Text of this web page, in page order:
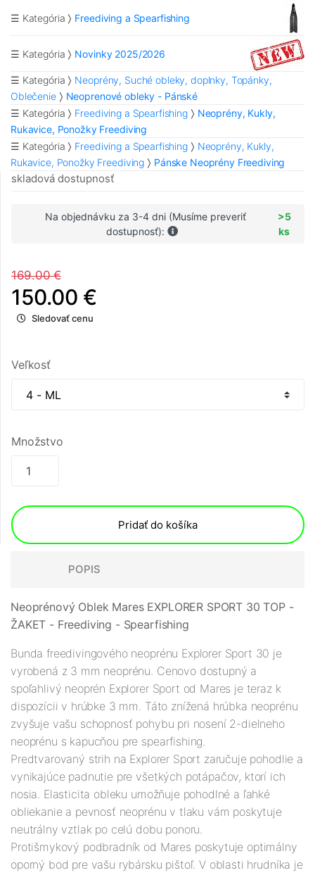
☰ Kategória Freediving a Spearfishing
☰ Kategória Novinky 2025/2026
☰ Kategória
Neoprény, Suché obleky, doplnky, Topánky,
Oblečenie
Neoprenové obleky - Pánské
☰ Kategória
Freediving a Spearfishing
Neoprény, Kukly,
Rukavice, Ponožky Freediving
☰ Kategória
Freediving a Spearfishing
Neoprény, Kukly,
Rukavice, Ponožky Freediving
Pánske Neoprény Freediving
skladová dostupnosť
Na objednávku za 3-4 dni (Musíme preveriť
dostupnosť):
>5
ks
169.00 €
150.00 €
Sledovať cenu
Veľkosť
Množstvo
Pridať do košíka
POPIS
Neoprénový Oblek Mares EXPLORER SPORT 30 TOP -
ŽAKET - Freediving - Spearfishing
Bunda freedivingového neoprénu Explorer Sport 30 je
vyrobená z 3 mm neoprénu. Cenovo dostupný a
spoľahlivý neoprén Explorer Sport od Mares je teraz k
dispozícii v hrúbke 3 mm. Táto znížená hrúbka neoprénu
zvyšuje vašu schopnosť pohybu pri nosení 2-dielneho
neoprénu s kapucňou pre spearfishing.
Predtvarovaný strih na Explorer Sport zaručuje pohodlie a
vynikajúce padnutie pre všetkých potápačov, ktorí ich
nosia. Elasticita obleku umožňuje pohodlné a ľahké
obliekanie a pevnosť neoprénu v tlaku vám poskytuje
neutrálny vztlak po celú dobu ponoru.
Protišmykový podbradník od Mares poskytuje optimálny
oporný bod pre vašu rybársku pištoľ. V oblasti hrudníka je